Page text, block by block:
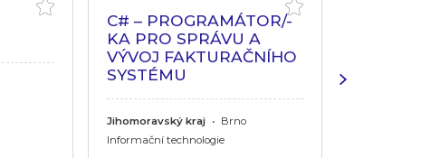
C# – PROGRAMÁTOR/-
KA PRO SPRÁVU A
VÝVOJ FAKTURAČNÍHO
SYSTÉMU
Jihomoravský kraj • Brno
Informační technologie